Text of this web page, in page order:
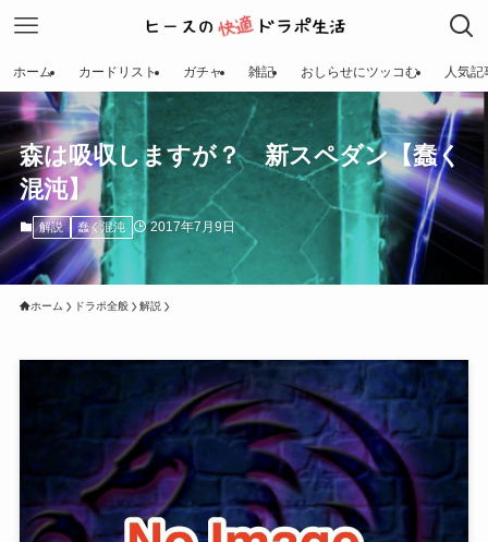
ホーム カードリスト ガチャ 雑記 おしらせにツッコむ 人気記
森は吸収しますが？ 新スペダン【蠢く
混沌】
解説 蠢く混沌 2017年7月9日
ホーム ドラポ全般 解説